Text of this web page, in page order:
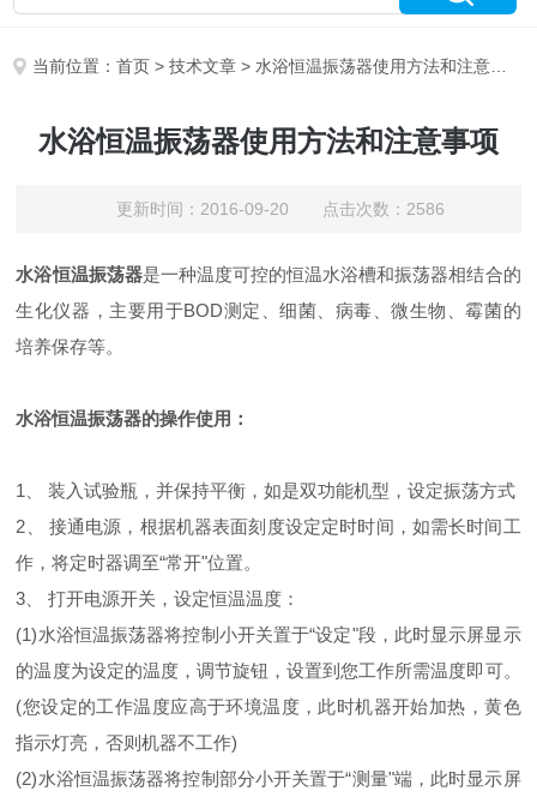
当前位置：首页 >技术文章 > 水浴恒温振荡器使用方法和注意事项
水浴恒温振荡器使用方法和注意事项
更新时间：2016-09-20 点击次数：2586
水浴恒温振荡器是一种温度可控的恒温水浴槽和振荡器相结合的
生化仪器，主要用于BOD测定、细菌、病毒、微生物、霉菌的
培养保存等。
水浴恒温振荡器的操作使用：
1、 装入试验瓶，并保持平衡，如是双功能机型，设定振荡方式
2、 接通电源，根据机器表面刻度设定定时时间，如需长时间工
作，将定时器调至“常开"位置。
3、 打开电源开关，设定恒温温度：
(1)水浴恒温振荡器将控制小开关置于“设定"段，此时显示屏显示
的温度为设定的温度，调节旋钮，设置到您工作所需温度即可。
(您设定的工作温度应高于环境温度，此时机器开始加热，黄色
指示灯亮，否则机器不工作)
(2)水浴恒温振荡器将控制部分小开关置于“测量"端，此时显示屏